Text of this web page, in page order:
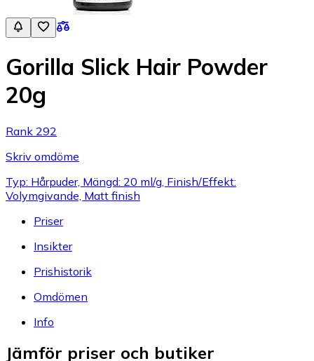
Gorilla Slick Hair Powder
20g
Rank 292
Skriv omdöme
Typ: Hårpuder, Mängd: 20 ml/g, Finish/Effekt:
Volymgivande, Matt finish
Priser
Insikter
Prishistorik
Omdömen
Info
Jämför priser och butiker